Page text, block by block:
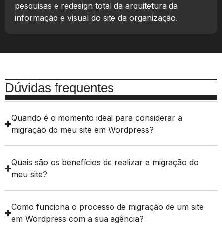
pesquisas e redesign total da arquitetura da
informação e visual do site da organização.
Dúvidas frequentes
Quando é o momento ideal para considerar a
migração do meu site em Wordpress?
Quais são os benefícios de realizar a migração do
meu site?
Como funciona o processo de migração de um site
em Wordpress com a sua agência?